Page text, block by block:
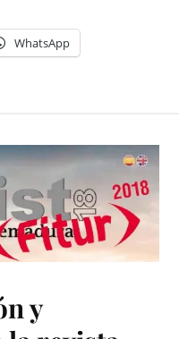
WhatsApp
y